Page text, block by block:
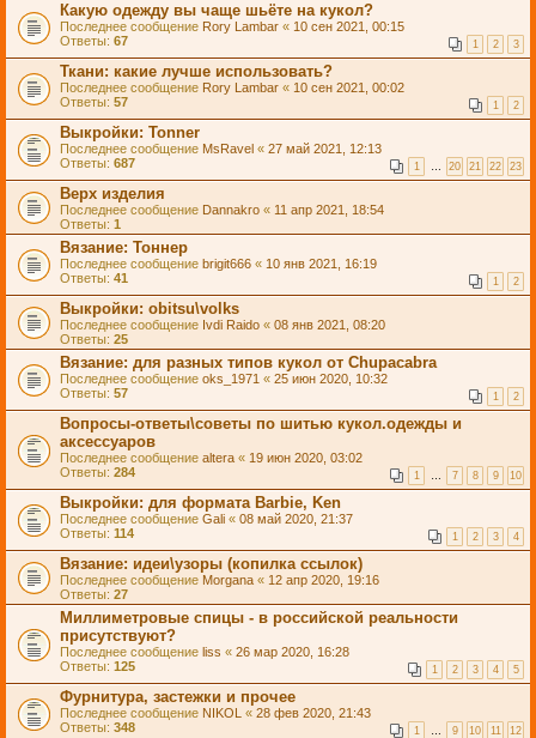
Какую одежду вы чаще шьёте на кукол?
Последнее сообщение Rory Lambar « 10 сен 2021, 00:15
Ответы: 67 1 2 3
Ткани: какие лучше использовать?
Последнее сообщение Rory Lambar « 10 сен 2021, 00:02
Ответы: 57 1 2
Выкройки: Tonner
Последнее сообщение MsRavel « 27 май 2021, 12:13
Ответы: 687 1 … 20 21 22 23
Верх изделия
Последнее сообщение Dannakro « 11 апр 2021, 18:54
Ответы: 1
Вязание: Тоннер
Последнее сообщение brigit666 « 10 янв 2021, 16:19
Ответы: 41 1 2
Выкройки: obitsu\volks
Последнее сообщение Ivdi Raido « 08 янв 2021, 08:20
Ответы: 25
Вязание: для разных типов кукол от Chupacabra
Последнее сообщение oks_1971 « 25 июн 2020, 10:32
Ответы: 57 1 2
Вопросы-ответы\советы по шитью кукол.одежды и
аксессуаров
Последнее сообщение altera « 19 июн 2020, 03:02
Ответы: 284 1 … 7 8 9 10
Выкройки: для формата Barbie, Ken
Последнее сообщение Gali « 08 май 2020, 21:37
Ответы: 114 1 2 3 4
Вязание: идеи\узоры (копилка ссылок)
Последнее сообщение Morgana « 12 апр 2020, 19:16
Ответы: 27
Миллиметровые спицы - в российской реальности
присутствуют?
Последнее сообщение liss « 26 мар 2020, 16:28
Ответы: 125 1 2 3 4 5
Фурнитура, застежки и прочее
Последнее сообщение NIKOL « 28 фев 2020, 21:43
Ответы: 348 1 … 9 10 11 12